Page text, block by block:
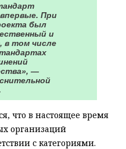
При
был
и
в том числе
—
что в настоящее время
организаций
с категориями.